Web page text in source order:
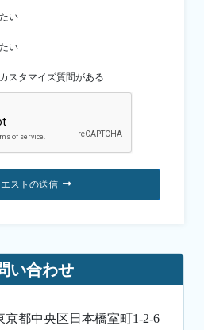
い
い
スタマイズ質問がある
ストの送信
い合わせ
京都中央区日本橋室町1-2-6